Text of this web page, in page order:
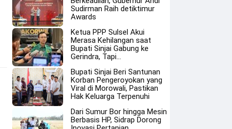
Sudirman Raih detiktimur
Awards
Ketua PPP Sulsel Akui
Merasa Kehilangan saat
Bupati Sinjai Gabung ke
Gerindra, Tapi…
Bupati Sinjai Beri Santunan
Korban Pengeroyokan yang
Viral di Morowali, Pastikan
Hak Keluarga Terpenuhi
Dari Sumur Bor hingga Mesin
Berbasis HP, Sidrap Dorong